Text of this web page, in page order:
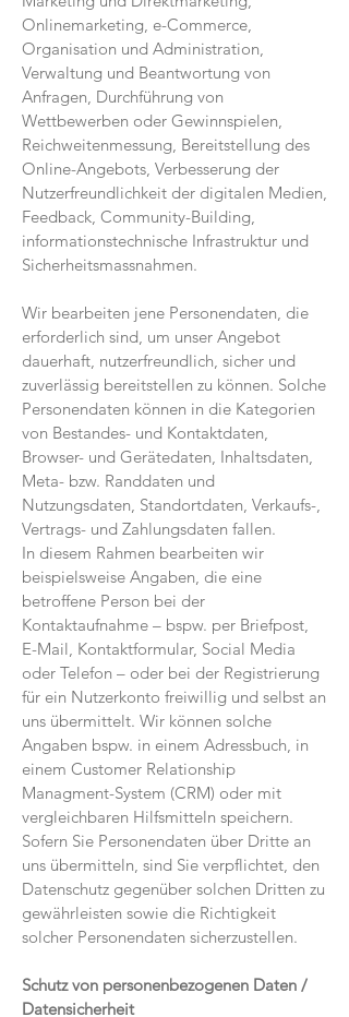
Onlinemarketing, e-Commerce,
Organisation und Administration,
Verwaltung und Beantwortung von
Anfragen, Durchführung von
Wettbewerben oder Gewinnspielen,
Reichweitenmessung, Bereitstellung des
Online-Angebots, Verbesserung der
Nutzerfreundlichkeit der digitalen Medien,
Feedback, Community-Building,
informationstechnische Infrastruktur und
Sicherheitsmassnahmen.
Wir bearbeiten jene Personendaten, die
erforderlich sind, um unser Angebot
dauerhaft, nutzerfreundlich, sicher und
zuverlässig bereitstellen zu können. Solche
Personendaten können in die Kategorien
von Bestandes- und Kontaktdaten,
Browser- und Gerätedaten, Inhaltsdaten,
Meta- bzw. Randdaten und
Nutzungsdaten, Standortdaten, Verkaufs-,
Vertrags- und Zahlungsdaten fallen.
In diesem Rahmen bearbeiten wir
beispielsweise Angaben, die eine
betroffene Person bei der
Kontaktaufnahme – bspw. per Briefpost,
E-Mail, Kontaktformular, Social Media
oder Telefon – oder bei der Registrierung
für ein Nutzerkonto freiwillig und selbst an
uns übermittelt. Wir können solche
Angaben bspw. in einem Adressbuch, in
einem Customer Relationship
Managment-System (CRM) oder mit
vergleichbaren Hilfsmitteln speichern.
Sofern Sie Personendaten über Dritte an
uns übermitteln, sind Sie verpflichtet, den
Datenschutz gegenüber solchen Dritten zu
gewährleisten sowie die Richtigkeit
solcher Personendaten sicherzustellen.
Schutz von personenbezogenen Daten /
Datensicherheit